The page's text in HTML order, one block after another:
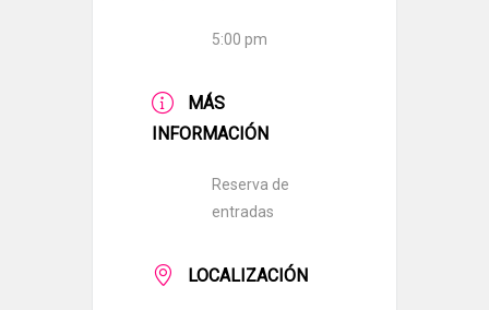
5:00 pm
MÁS
INFORMACIÓN
Reserva de
entradas
LOCALIZACIÓN